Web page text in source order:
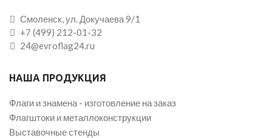
Смоленск, ул. Докучаева 9/1
+7 (499) 212-01-32
24@evroflag24.ru
НАША ПРОДУКЦИЯ
Флаги и знамена - изготовление на заказ
Флагштоки и металлоконструкции
Выставочные стенды